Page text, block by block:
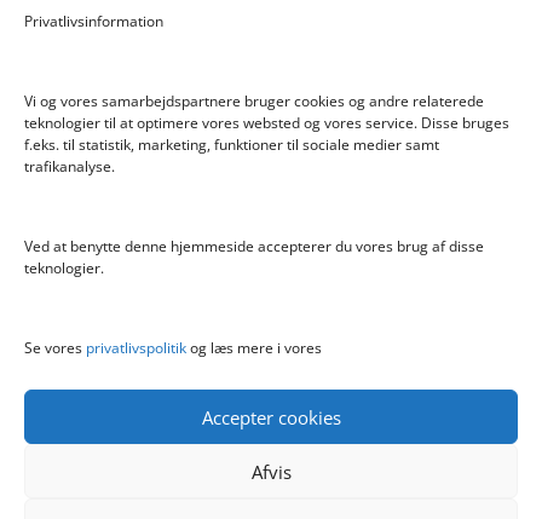
Privatlivsinformation
Vi og vores samarbejdspartnere bruger cookies og andre relaterede
teknologier til at optimere vores websted og vores service. Disse bruges
f.eks. til statistik, marketing, funktioner til sociale medier samt
trafikanalyse.
Ved at benytte denne hjemmeside accepterer du vores brug af disse
teknologier.
Se vores privatlivspolitikog læs mere i vores
Accepter cookies
Afvis
Hyggeligt fehjem med gyldent enhjørning
Info
Kontakt
Privatlivspolitik